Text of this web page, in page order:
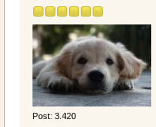
Post: 3.420